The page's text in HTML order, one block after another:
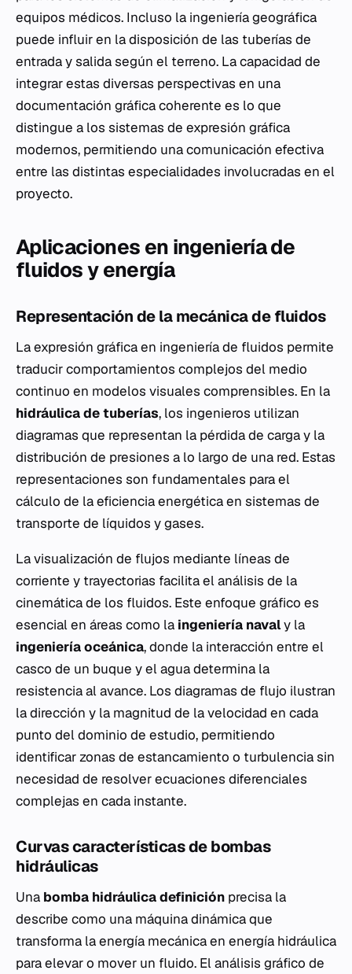
equipos médicos. Incluso la ingeniería geográfica
puede influir en la disposición de las tuberías de
entrada y salida según el terreno. La capacidad de
integrar estas diversas perspectivas en una
documentación gráfica coherente es lo que
distingue a los sistemas de expresión gráfica
modernos, permitiendo una comunicación efectiva
entre las distintas especialidades involucradas en el
proyecto.
Aplicaciones en ingeniería de
fluidos y energía
Representación de la mecánica de fluidos
La expresión gráfica en ingeniería de fluidos permite
traducir comportamientos complejos del medio
continuo en modelos visuales comprensibles. En la
hidráulica de tuberías, los ingenieros utilizan
diagramas que representan la pérdida de carga y la
distribución de presiones a lo largo de una red. Estas
representaciones son fundamentales para el
cálculo de la eficiencia energética en sistemas de
transporte de líquidos y gases.
La visualización de flujos mediante líneas de
corriente y trayectorias facilita el análisis de la
cinemática de los fluidos. Este enfoque gráfico es
esencial en áreas como la ingeniería navaly la
ingeniería oceánica, donde la interacción entre el
casco de un buque y el agua determina la
resistencia al avance. Los diagramas de flujo ilustran
la dirección y la magnitud de la velocidad en cada
punto del dominio de estudio, permitiendo
identificar zonas de estancamiento o turbulencia sin
necesidad de resolver ecuaciones diferenciales
complejas en cada instante.
Curvas características de bombas
hidráulicas
Una bomba hidráulica definición precisa la
describe como una máquina dinámica que
transforma la energía mecánica en energía hidráulica
para elevar o mover un fluido. El análisis gráfico de